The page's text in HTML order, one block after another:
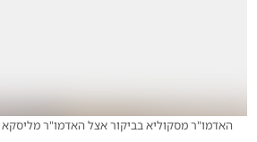
האדמו"ר מסקוליא בביקור אצל האדמו"ר מליסקא